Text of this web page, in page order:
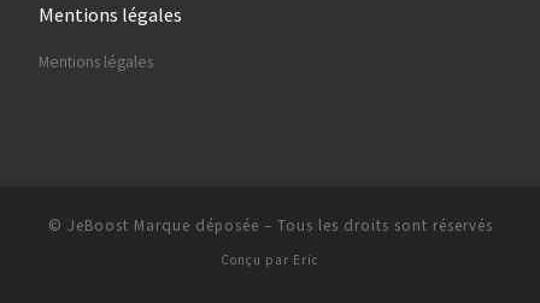
Mentions légales
Mentions légales
© JeBoost Marque déposée – Tous les droits sont réservés
Conçu par Eric